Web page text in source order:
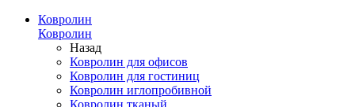
Ковролин
Ковролин
Назад
Ковролин для офисов
Ковролин для гостиниц
Ковролин иглопробивной
Ковролин тканый